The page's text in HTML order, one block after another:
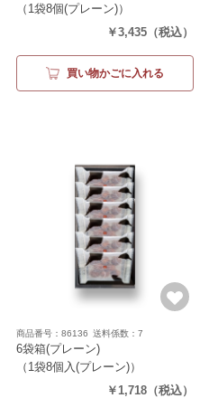
（1袋8個(プレーン)）
￥3,435 （税込）
買い物かごに入れる
商品番号：86136 送料係数：7
6袋箱(プレーン)
（1袋8個入(プレーン)）
￥1,718 （税込）